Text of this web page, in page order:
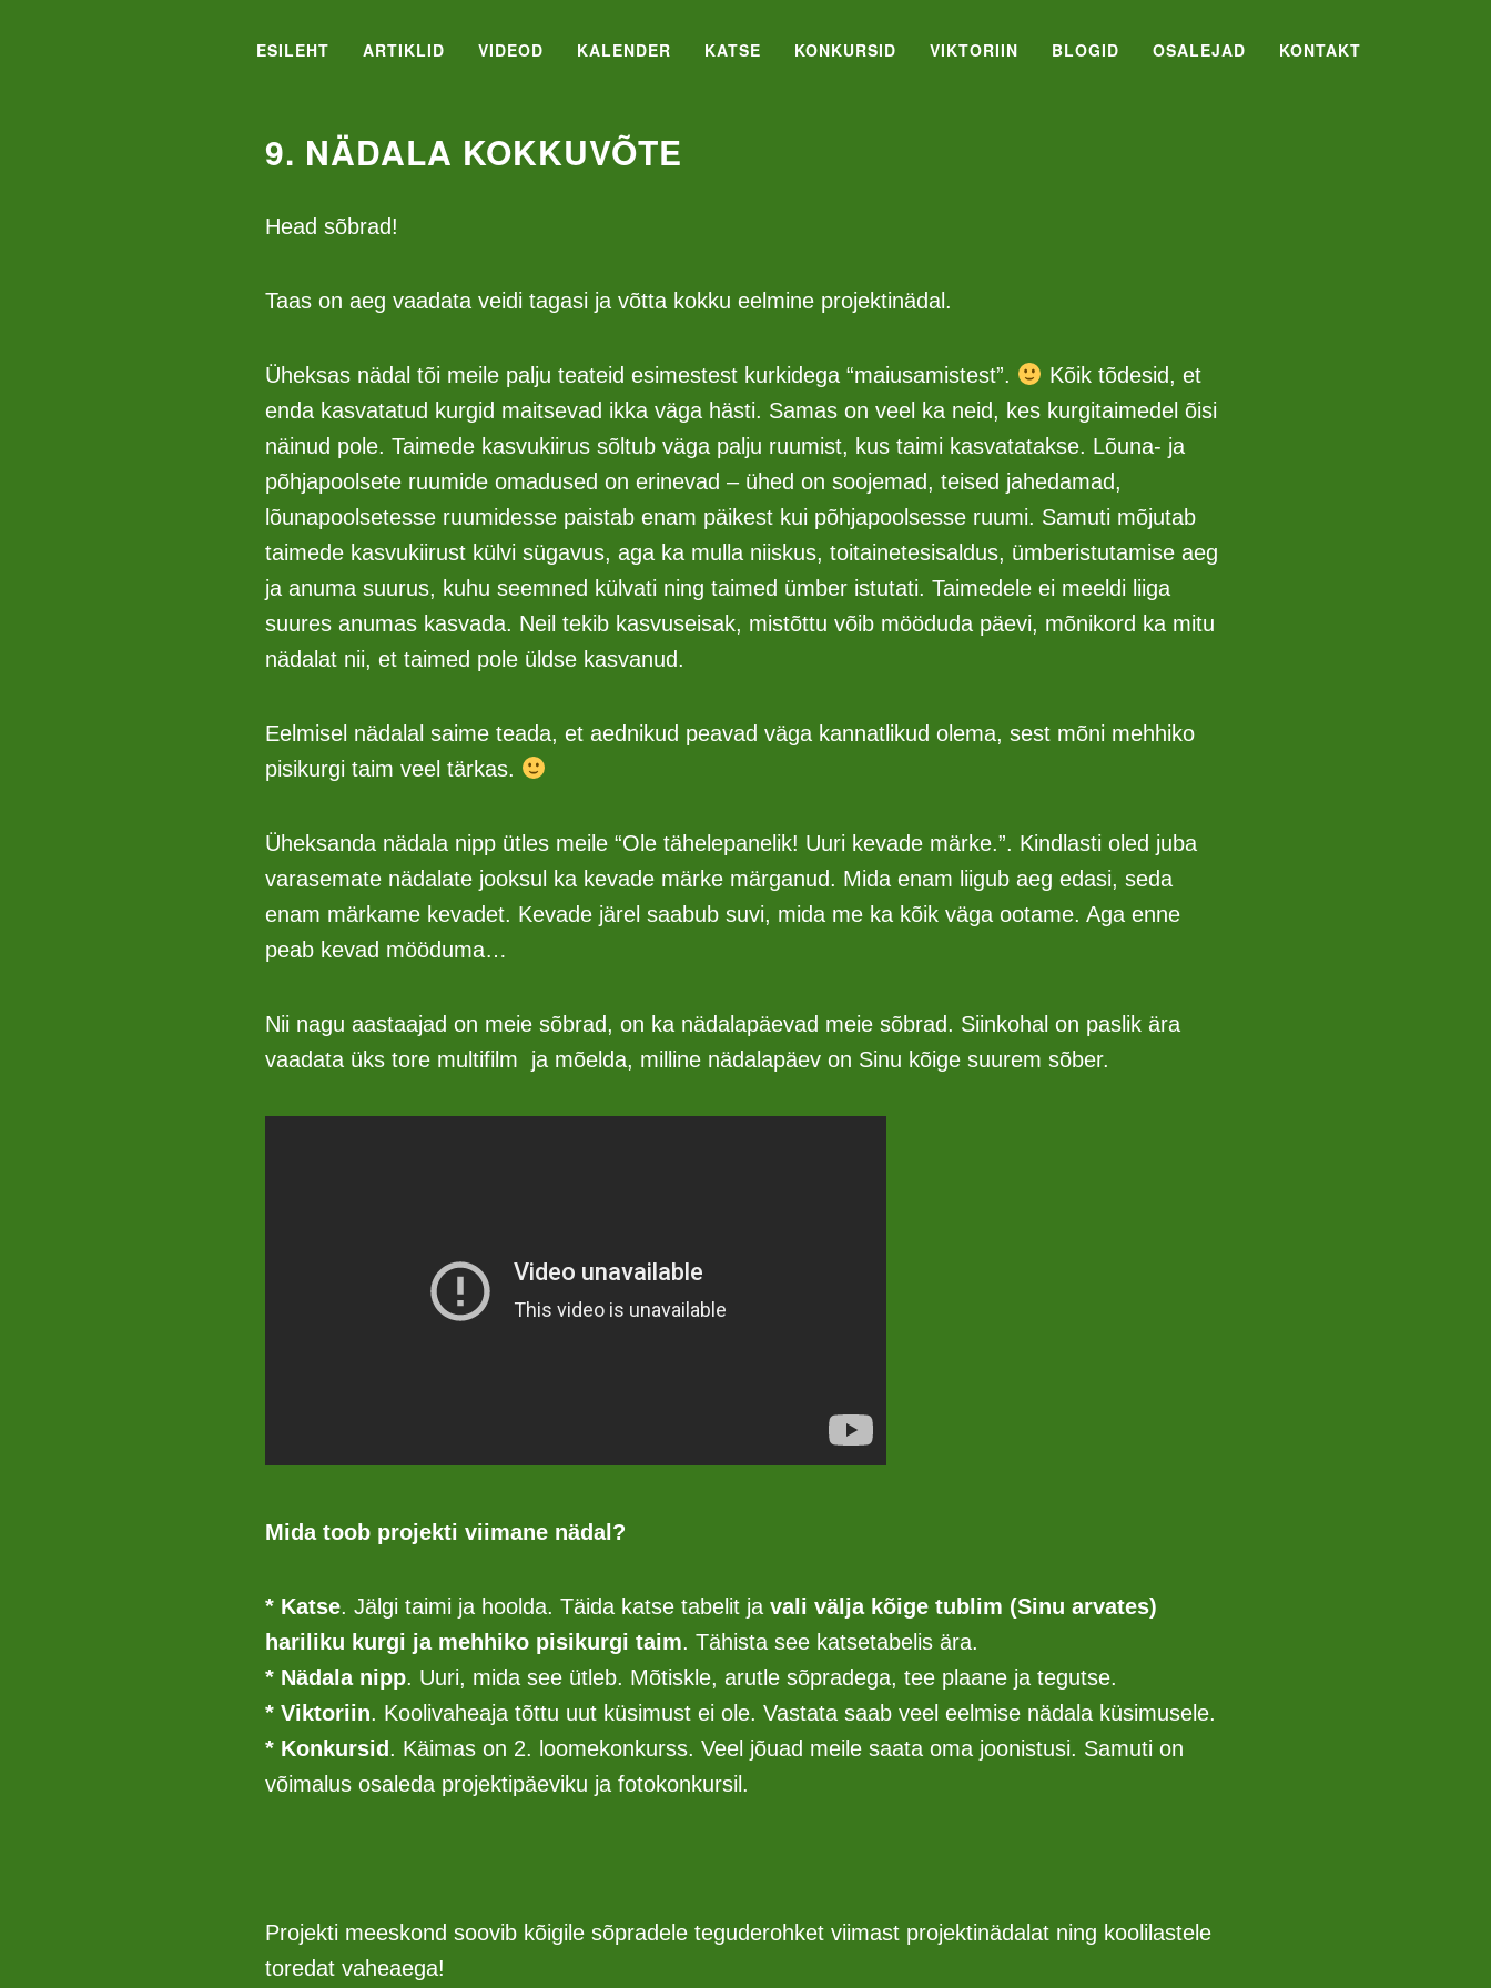
ESILEHT ARTIKLID VIDEOD KALENDER KATSE KONKURSID VIKTORIIN BLOGID OSALEJAD KONTAKT
9. NÄDALA KOKKUVÕTE
Head sõbrad!
Taas on aeg vaadata veidi tagasi ja võtta kokku eelmine projektinädal.
Üheksas nädal tõi meile palju teateid esimestest kurkidega “maiusamistest”.
Kõik tõdesid, et
enda kasvatatud kurgid maitsevad ikka väga hästi. Samas on veel ka neid, kes kurgitaimedel õisi
näinud pole. Taimede kasvukiirus sõltub väga palju ruumist, kus taimi kasvatatakse. Lõuna- ja
põhjapoolsete ruumide omadused on erinevad – ühed on soojemad, teised jahedamad,
lõunapoolsetesse ruumidesse paistab enam päikest kui põhjapoolsesse ruumi. Samuti mõjutab
taimede kasvukiirust külvi sügavus, aga ka mulla niiskus, toitainetesisaldus, ümberistutamise aeg
ja anuma suurus, kuhu seemned külvati ning taimed ümber istutati. Taimedele ei meeldi liiga
suures anumas kasvada. Neil tekib kasvuseisak, mistõttu võib mööduda päevi, mõnikord ka mitu
nädalat nii, et taimed pole üldse kasvanud.
Eelmisel nädalal saime teada, et aednikud peavad väga kannatlikud olema, sest mõni mehhiko
pisikurgi taim veel tärkas.
Üheksanda nädala nipp ütles meile “Ole tähelepanelik! Uuri kevade märke.”. Kindlasti oled juba
varasemate nädalate jooksul ka kevade märke märganud. Mida enam liigub aeg edasi, seda
enam märkame kevadet. Kevade järel saabub suvi, mida me ka kõik väga ootame. Aga enne
peab kevad mööduma…
Nii nagu aastaajad on meie sõbrad, on ka nädalapäevad meie sõbrad. Siinkohal on paslik ära
vaadata üks tore multifilm ja mõelda, milline nädalapäev on Sinu kõige suurem sõber.
Mida toob projekti viimane nädal?
* Katse. Jälgi taimi ja hoolda. Täida katse tabelit ja vali välja kõige tublim (Sinu arvates)
hariliku kurgi ja mehhiko pisikurgi taim. Tähista see katsetabelis ära.
* Nädala nipp. Uuri, mida see ütleb. Mõtiskle, arutle sõpradega, tee plaane ja tegutse.
* Viktoriin. Koolivaheaja tõttu uut küsimust ei ole. Vastata saab veel eelmise nädala küsimusele.
* Konkursid . Käimas on 2. loomekonkurss. Veel jõuad meile saata oma joonistusi. Samuti on
võimalus osaleda projektipäeviku ja fotokonkursil.
Projekti meeskond soovib kõigile sõpradele teguderohket viimast projektinädalat ning koolilastele
toredat vaheaega!